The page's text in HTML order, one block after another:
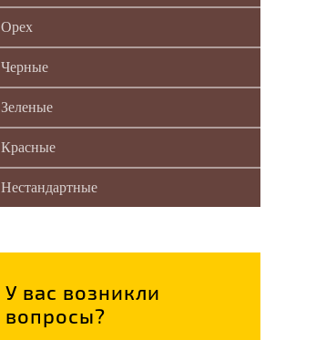
Орех
Черные
Зеленые
Красные
Нестандартные
У вас возникли
вопросы?